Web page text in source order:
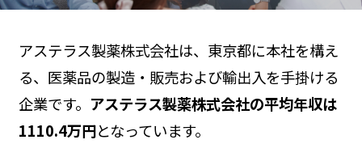
アステラス製薬株式会社は、東京都に本社を構え
る、医薬品の製造・販売および輸出入を手掛ける
企業です。 アステラス製薬株式会社の平均年収は
1110.4万円となっています。